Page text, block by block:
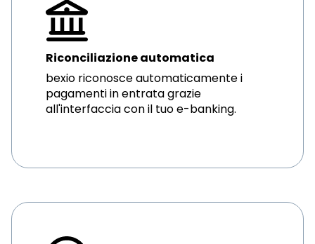
Riconciliazione automatica
bexio riconosce automaticamente i
pagamenti in entrata grazie
all'interfaccia con il tuo e-banking.